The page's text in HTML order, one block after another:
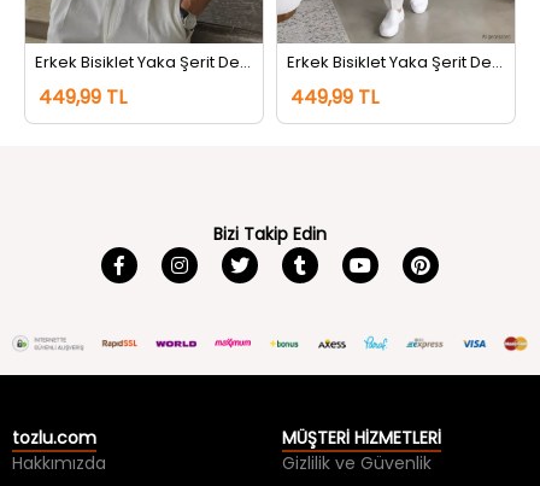
Erkek Bisiklet Yaka Şerit Detaylı Tişört Siyah
449,99 TL
Erkek Bisiklet Yaka Şerit Detaylı Tişört Koyugri
449,99 TL
Bizi Takip Edin
tozlu.com
Hakkımızda
MÜŞTERİ HİZMETLERİ
Gizlilik ve Güvenlik